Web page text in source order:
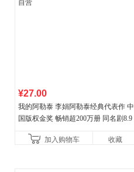
¥27.00
我的阿勒泰 李娟阿勒泰经典代表作 中
国版权金奖 畅销超200万册 同名剧8.9
加入购物车
收藏